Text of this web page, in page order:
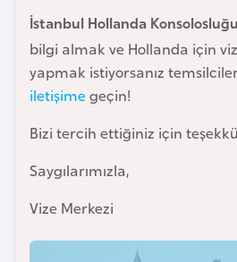
İstanbul Hollanda Konsolosluğu
bilgi almak ve Hollanda için
yapmak istiyorsanız
iletişimegeçin!
Bizi tercih ettiğiniz için
Saygılarımızla,
Vize Merkezi
r
s
e
k
B
l
g
r